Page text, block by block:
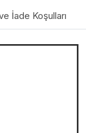
İptal ve İade Koşulları